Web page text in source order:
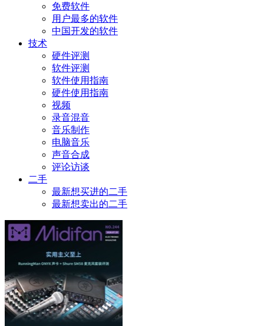
免费软件
用户最多的软件
中国开发的软件
技术
硬件评测
软件评测
软件使用指南
硬件使用指南
视频
录音混音
音乐制作
电脑音乐
声音合成
评论访谈
二手
最新想买进的二手
最新想卖出的二手